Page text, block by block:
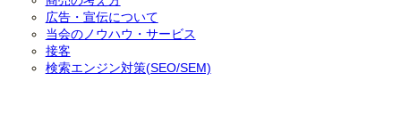
広告・宣伝について
当会のノウハウ・サービス
接客
検索エンジン対策(SEO/SEM)